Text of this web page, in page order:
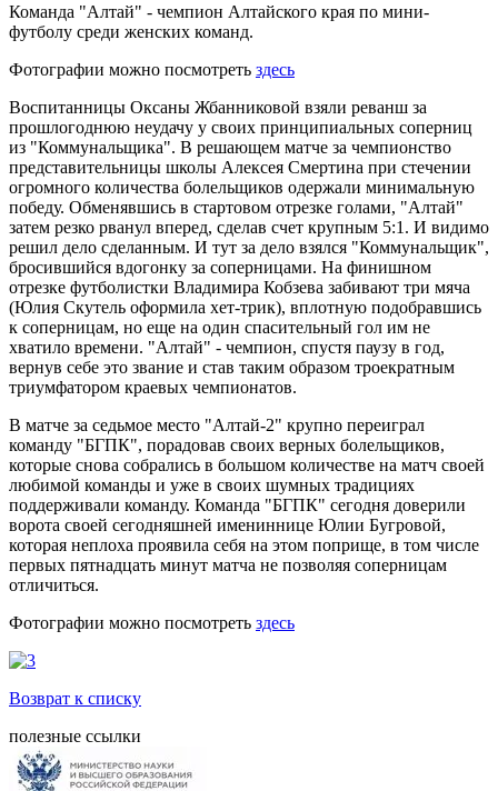
Команда "Алтай" - чемпион Алтайского края по мини-
футболу среди женских команд.
Фотографии можно посмотреть здесь
Воспитанницы Оксаны Жбанниковой взяли реванш за
прошлогоднюю неудачу у своих принципиальных соперниц
из "Коммунальщика". В решающем матче за чемпионство
представительницы школы Алексея Смертина при стечении
огромного количества болельщиков одержали минимальную
победу. Обменявшись в стартовом отрезке голами, "Алтай"
затем резко рванул вперед, сделав счет крупным 5:1. И видимо
решил дело сделанным. И тут за дело взялся "Коммунальщик",
бросившийся вдогонку за соперницами. На финишном
отрезке футболистки Владимира Кобзева забивают три мяча
(Юлия Скутель оформила хет-трик), вплотную подобравшись
к соперницам, но еще на один спасительный гол им не
хватило времени. "Алтай" - чемпион, спустя паузу в год,
вернув себе это звание и став таким образом троекратным
триумфатором краевых чемпионатов.
В матче за седьмое место "Алтай-2" крупно переиграл
команду "БГПК", порадовав своих верных болельщиков,
которые снова собрались в большом количестве на матч своей
любимой команды и уже в своих шумных традициях
поддерживали команду. Команда "БГПК" сегодня доверили
ворота своей сегодняшней имениннице Юлии Бугровой,
которая неплоха проявила себя на этом поприще, в том числе
первых пятнадцать минут матча не позволяя соперницам
отличиться.
Фотографии можно посмотреть здесь
Возврат к списку
полезные ссылки